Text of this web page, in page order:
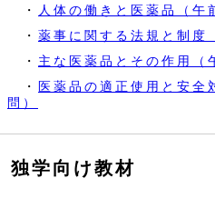
・
人体の働きと医薬品（午
・ 薬事に関する法規と制度
・ 主な医薬品とその作用（
・
医薬品の適正使用と安全
問）
独学向け教材